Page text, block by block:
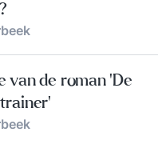
van de roman 'De